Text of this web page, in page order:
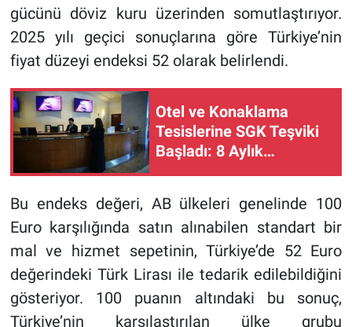
gücünü döviz kuru üzerinden somutlaştırıyor.
2025 yılı geçici sonuçlarına göre Türkiye’nin
fiyat düzeyi endeksi 52 olarak belirlendi.
Otel ve Konaklama
Tesislerine SGK Teşviki
Başladı: 8 Aylık
Bu endeks değeri, AB ülkeleri genelinde 100
Euro karşılığında satın alınabilen standart bir
mal ve hizmet sepetinin, Türkiye’de 52 Euro
değerindeki Türk Lirası ile tedarik edilebildiğini
gösteriyor. 100 puanın altındaki bu sonuç,
Türkiye’nin karşılaştırılan ülke grubu